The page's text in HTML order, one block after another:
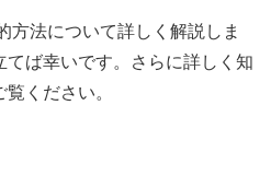
方法について詳しく解説しま
てば幸いです。さらに詳しく知
ください。